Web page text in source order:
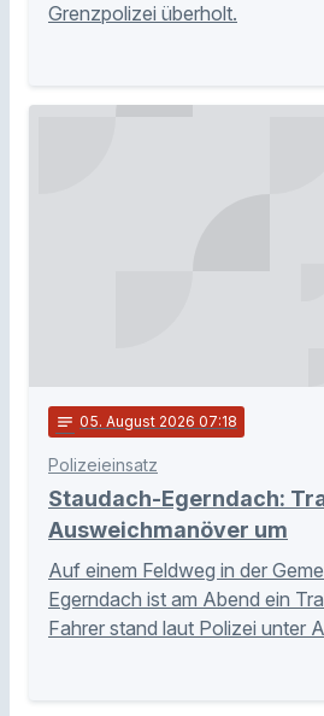
Grenzpolizei überholt.
notes 05. August 2026 07:18
Polizeieinsatz
Staudach-Egerndach:
Ausweichmanöver um
Auf einem Feldweg in der
Egerndach ist am Abend ein
Fahrer stand laut Polizei unter